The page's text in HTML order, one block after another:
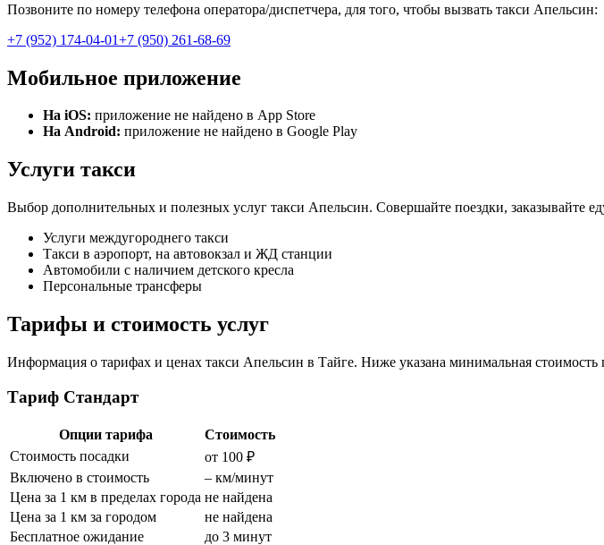
Позвоните по номеру телефона оператора/диспетчера, для того, чтобы вызвать такси Апельсин:
+7 (952) 174-04-01+7 (950) 261-68-69
Мобильное приложение
На iOS: приложение не найдено в App Store
На Android: приложение не найдено в Google Play
Услуги такси
Выбор дополнительных и полезных услуг такси Апельсин. Совершайте поездки, заказывайте
Услуги междугороднего такси
Такси в аэропорт, на автовокзал и ЖД станции
Автомобили с наличием детского кресла
Персональные трансферы
Тарифы и стоимость услуг
Информация о тарифах и ценах такси Апельсин в Тайге. Ниже указана минимальная стоимость
Тариф Стандарт
Опции тарифа
Стоимость
Стоимость посадки
от 100 ₽
Включено в стоимость
– км/минут
Цена за 1 км в пределах города не найдена
Цена за 1 км за городом
не найдена
Бесплатное ожидание
до 3 минут